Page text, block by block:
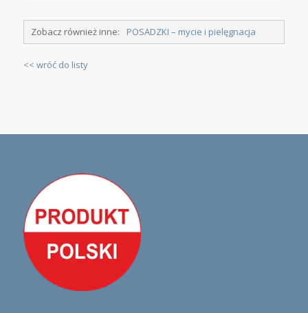
Zobacz również inne: POSADZKI – mycie i pielęgnacja
<< wróć do listy